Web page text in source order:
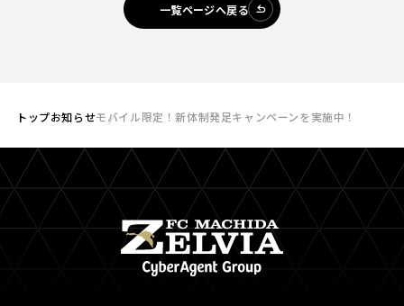
一覧ページへ戻る
トップお知らせモバイル限定！新体制発足キャンペーンを実施中！